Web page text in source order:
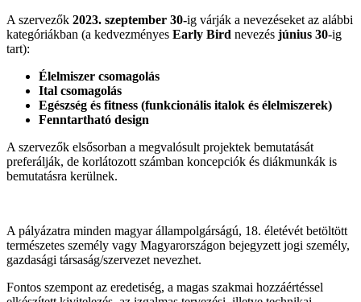
A szervezők 2023. szeptember 30-ig várják a nevezéseket az alábbi
kategóriákban (a kedvezményes Early Bird nevezés június 30-ig
tart):
Élelmiszer csomagolás
Ital csomagolás
Egészség és fitness (funkcionális italok és élelmiszerek)
Fenntartható design
A szervezők elsősorban a megvalósult projektek bemutatását
preferálják, de korlátozott számban koncepciók és diákmunkák is
bemutatásra kerülnek.
A pályázatra minden magyar állampolgárságú, 18. életévét betöltött
természetes személy vagy Magyarországon bejegyzett jogi személy,
gazdasági társaság/szervezet nevezhet.
Fontos szempont az eredetiség, a magas szakmai hozzáértéssel